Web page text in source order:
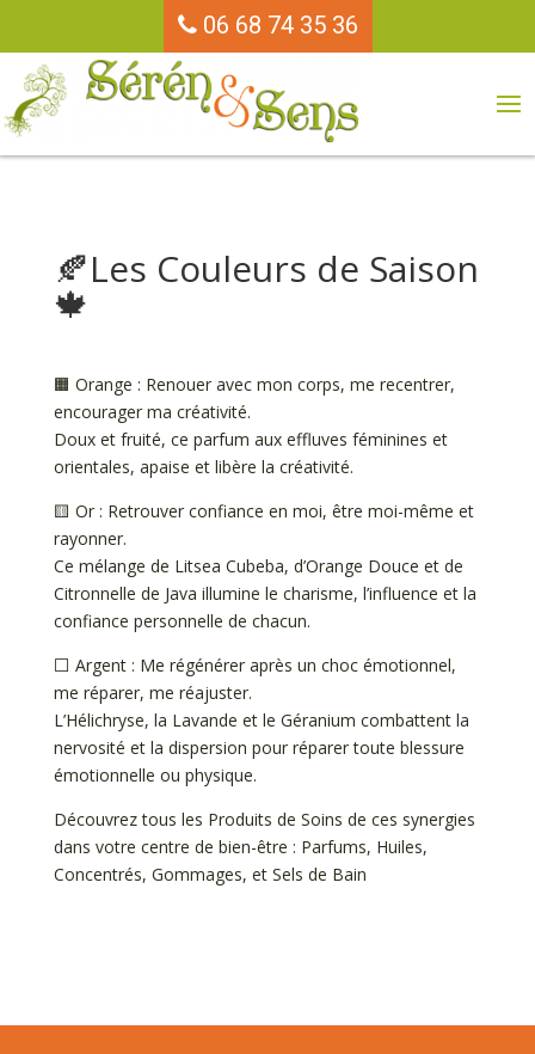
06 68 74 35 36
🍂Les Couleurs de Saison
🍁
🟧 Orange : Renouer avec mon corps, me recentrer,
encourager ma créativité.
Doux et fruité, ce parfum aux effluves féminines et
orientales, apaise et libère la créativité.
🟨 Or : Retrouver confiance en moi, être moi-même et
rayonner.
Ce mélange de Litsea Cubeba, d’Orange Douce et de
Citronnelle de Java illumine le charisme, l’influence et la
confiance personnelle de chacun.
⬜️ Argent : Me régénérer après un choc émotionnel,
me réparer, me réajuster.
L’Hélichryse, la Lavande et le Géranium combattent la
nervosité et la dispersion pour réparer toute blessure
émotionnelle ou physique.
Découvrez tous les Produits de Soins de ces synergies
dans votre centre de bien-être : Parfums, Huiles,
Concentrés, Gommages, et Sels de Bain